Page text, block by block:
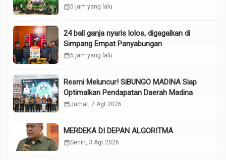
Tokoh”
calendar_month5 jam yang lalu
24 ball ganja nyaris lolos, digagalkan di
Simpang Empat Panyabungan
calendar_month6 jam yang lalu
Resmi Meluncur! SiBUNGO MADINA Siap
Optimalkan Pendapatan Daerah Madina
calendar_monthJumat, 7 Agt 2026
MERDEKA DI DEPAN ALGORITMA
calendar_monthSenin, 3 Agt 2026